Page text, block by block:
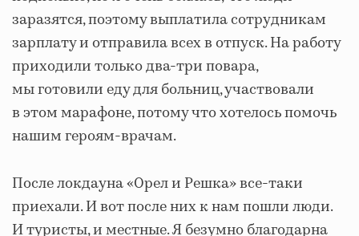
заразятся, поэтому выплатила сотрудникам
зарплату и отправила всех в отпуск. На работу
приходили только два-три повара,
мы готовили еду для больниц, участвовали
в этом марафоне, потому что хотелось помочь
нашим героям-врачам.
После локдауна «Орел и Решка» все-таки
приехали. И вот после них к нам пошли люди.
И туристы, и местные. Я безумно благодарна